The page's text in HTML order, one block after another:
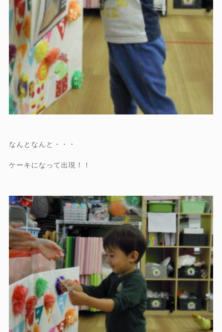
なんとなんと・・・
ケーキになって出現！！